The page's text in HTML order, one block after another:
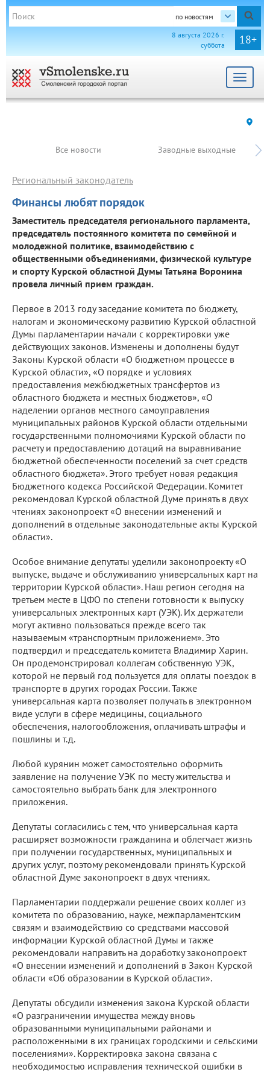
по новостям
18+
8 августа 2026 г.
суббота
Toggle
Все новости Заводные выходные
Финансы любят порядок
Региональный законодатель
Заместитель председателя регионального парламента,
председатель постоянного комитета по семейной и
молодежной политике, взаимодействию с
общественными объединениями, физической культуре
и спорту Курской областной Думы Татьяна Воронина
провела личный прием граждан.
Первое в 2013 году заседание комитета по бюджету,
налогам и экономическому развитию Курской областной
Думы парламентарии начали с корректировки уже
действующих законов. Изменены и дополнены будут
Законы Курской области «О бюджетном процессе в
Курской области», «О порядке и условиях
предоставления межбюджетных трансфертов из
областного бюджета и местных бюджетов», «О
наделении органов местного самоуправления
муниципальных районов Курской области отдельными
государственными полномочиями Курской области по
расчету и предоставлению дотаций на выравнивание
бюджетной обеспеченности поселений за счет средств
областного бюджета». Этого требует новая редакция
Бюджетного кодекса Российской Федерации. Комитет
рекомендовал Курской областной Думе принять в двух
чтениях законопроект «О внесении изменений и
дополнений в отдельные законодательные акты Курской
области».
Особое внимание депутаты уделили законопроекту «О
выпуске, выдаче и обслуживанию универсальных карт на
территории Курской области». Наш регион сегодня на
третьем месте в ЦФО по степени готовности к выпуску
универсальных электронных карт (УЭК). Их держатели
могут активно пользоваться прежде всего так
называемым «транспортным приложением». Это
подтвердил и председатель комитета Владимир Харин.
Он продемонстрировал коллегам собственную УЭК,
которой не первый год пользуется для оплаты поездок в
транспорте в других городах России. Также
универсальная карта позволяет получать в электронном
виде услуги в сфере медицины, социального
обеспечения, налогообложения, оплачивать штрафы и
пошлины и т.д.
Любой курянин может самостоятельно оформить
заявление на получение УЭК по месту жительства и
самостоятельно выбрать банк для электронного
приложения.
Депутаты согласились с тем, что универсальная карта
расширяет возможности гражданина и облегчает жизнь
при получении государственных, муниципальных и
других услуг, поэтому рекомендовали принять Курской
областной Думе законопроект в двух чтениях.
Парламентарии поддержали решение своих коллег из
комитета по образованию, науке, межпарламентским
связям и взаимодействию со средствами массовой
информации Курской областной Думы и также
рекомендовали направить на доработку законопроект
«О внесении изменений и дополнений в Закон Курской
области «Об образовании в Курской области».
Депутаты обсудили изменения закона Курской области
«О разграничении имущества между вновь
образованными муниципальными районами и
расположенными в их границах городскими и сельскими
поселениями». Корректировка закона связана с
необходимостью исправления технической ошибки в